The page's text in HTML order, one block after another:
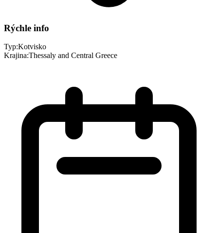
Rýchle info
Typ:Kotvisko
Krajina:Thessaly and Central Greece